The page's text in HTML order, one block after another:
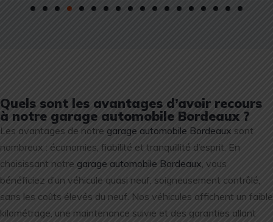
Quels sont les avantages d’avoir recours
à notre garage automobile Bordeaux ?
Les avantages de notre garage automobile Bordeaux sont
nombreux : économies, fiabilité et tranquillité d’esprit. En
choisissant notre garage automobile Bordeaux , vous
bénéficiez d’un véhicule quasi neuf, soigneusement contrôlé,
sans les coûts élevés du neuf. Nos véhicules affichent un faible
kilométrage, une maintenance suivie et des garanties allant